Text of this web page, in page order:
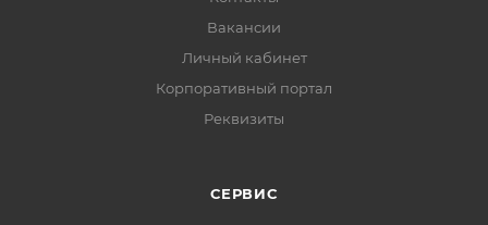
Вакансии
Личный кабинет
Корпоративный портал
Реквизиты
СЕРВИС